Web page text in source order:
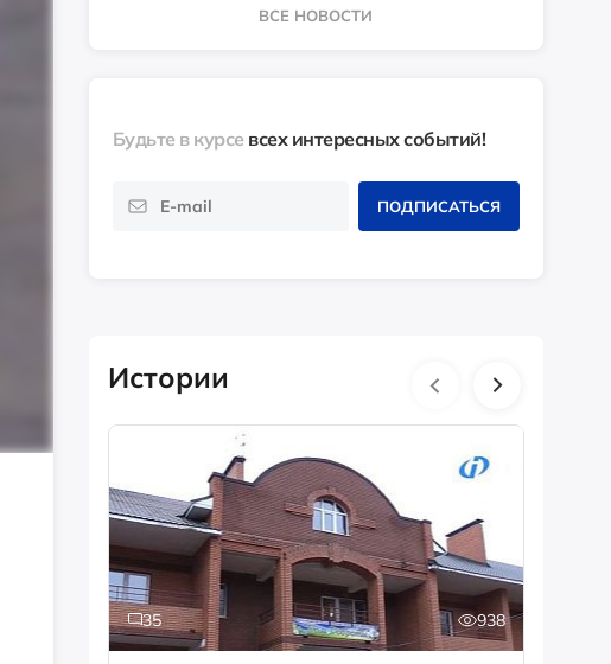
ВСЕ НОВОСТИ
Будьте в курсе всех интересных событий!
ПОДПИСАТЬСЯ
Истории
35 938